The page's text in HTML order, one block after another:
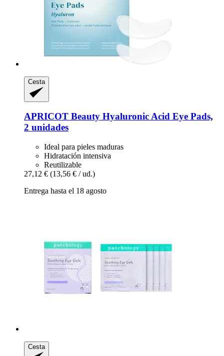
Cesta
APRICOT Beauty Hyaluronic Acid Eye Pads,
2 unidades
Ideal para pieles maduras
Hidratación intensiva
Reutilizable
27,12 € (13,56 € / ud.)
Entrega hasta el 18 agosto
Cesta